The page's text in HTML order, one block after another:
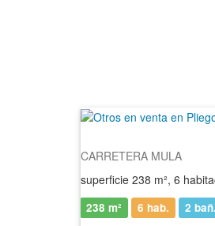
CARRETERA MULA
superficie 238 m², 6
238 m² 6 hab. 2 bañ.